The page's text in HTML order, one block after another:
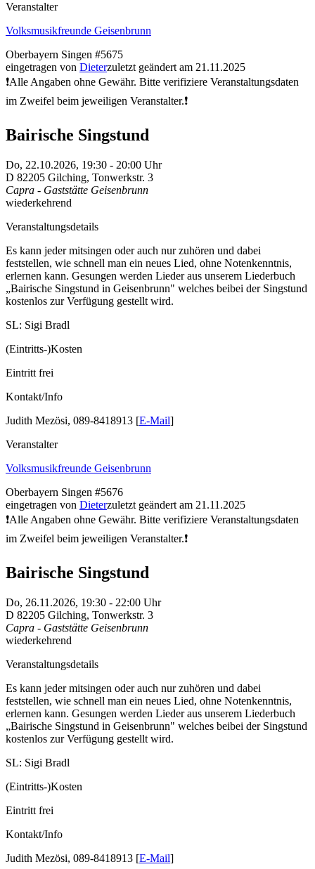
Veranstalter
Volksmusikfreunde Geisenbrunn
Oberbayern Singen #5675
eingetragen von Dieterzuletzt geändert am 21.11.2025
❗Alle Angaben ohne Gewähr. Bitte verifiziere Veranstaltungsdaten
im Zweifel beim jeweiligen Veranstalter.❗
Bairische Singstund
Do, 22.10.2026, 19:30 - 20:00 Uhr
D 82205 Gilching, Tonwerkstr. 3
Capra - Gaststätte Geisenbrunn
wiederkehrend
Veranstaltungsdetails
Es kann jeder mitsingen oder auch nur zuhören und dabei
feststellen, wie schnell man ein neues Lied, ohne Notenkenntnis,
erlernen kann. Gesungen werden Lieder aus unserem Liederbuch
„Bairische Singstund in Geisenbrunn" welches beibei der Singstund
kostenlos zur Verfügung gestellt wird.
SL: Sigi Bradl
(Eintritts-)Kosten
Eintritt frei
Kontakt/Info
Judith Mezösi, 089-8418913 [E-Mail]
Veranstalter
Volksmusikfreunde Geisenbrunn
Oberbayern Singen #5676
eingetragen von Dieterzuletzt geändert am 21.11.2025
❗Alle Angaben ohne Gewähr. Bitte verifiziere Veranstaltungsdaten
im Zweifel beim jeweiligen Veranstalter.❗
Bairische Singstund
Do, 26.11.2026, 19:30 - 22:00 Uhr
D 82205 Gilching, Tonwerkstr. 3
Capra - Gaststätte Geisenbrunn
wiederkehrend
Veranstaltungsdetails
Es kann jeder mitsingen oder auch nur zuhören und dabei
feststellen, wie schnell man ein neues Lied, ohne Notenkenntnis,
erlernen kann. Gesungen werden Lieder aus unserem Liederbuch
„Bairische Singstund in Geisenbrunn" welches beibei der Singstund
kostenlos zur Verfügung gestellt wird.
SL: Sigi Bradl
(Eintritts-)Kosten
Eintritt frei
Kontakt/Info
Judith Mezösi, 089-8418913 [E-Mail]